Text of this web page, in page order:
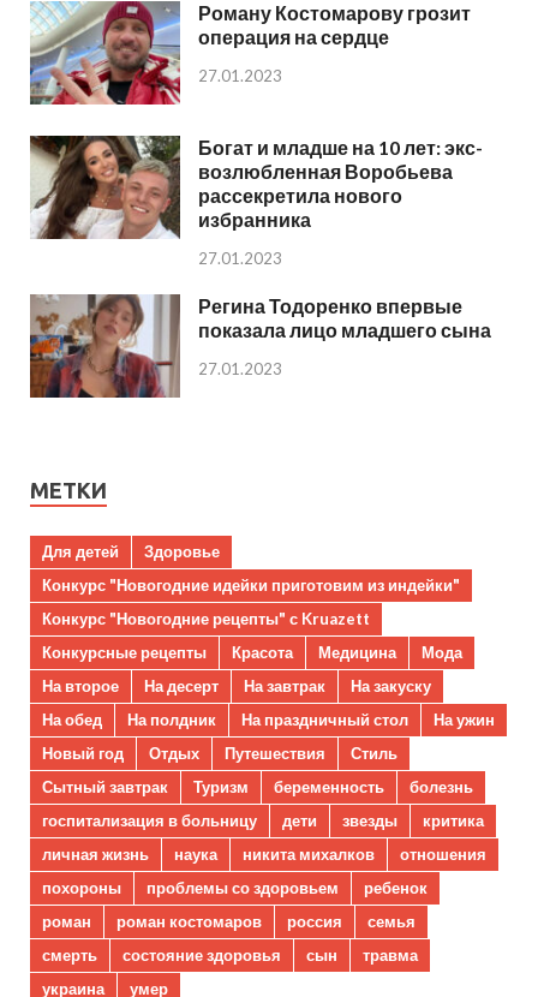
Роману Костомарову грозит
операция на сердце
27.01.2023
Богат и младше на 10 лет: экс-
возлюбленная Воробьева
рассекретила нового
избранника
27.01.2023
Регина Тодоренко впервые
показала лицо младшего сына
27.01.2023
МЕТКИ
Для детей
Здоровье
Конкурс "Новогодние идейки приготовим из индейки"
Конкурс "Новогодние рецепты" с Kruazett
Конкурсные рецепты
Красота Медицина
Мода
На второе
На десерт На завтрак
На закуску
На обед
На полдник На праздничный стол
На ужин
Новый год
Отдых Путешествия
Стиль
Сытный завтрак
Туризм беременность
болезнь
госпитализация в больницу
дети звезды
критика
личная жизнь
наука никита михалков
отношения
похороны
проблемы со здоровьем
ребенок
роман
роман костомаров россия
семья
смерть
состояние здоровья сын
травма
украина
умер